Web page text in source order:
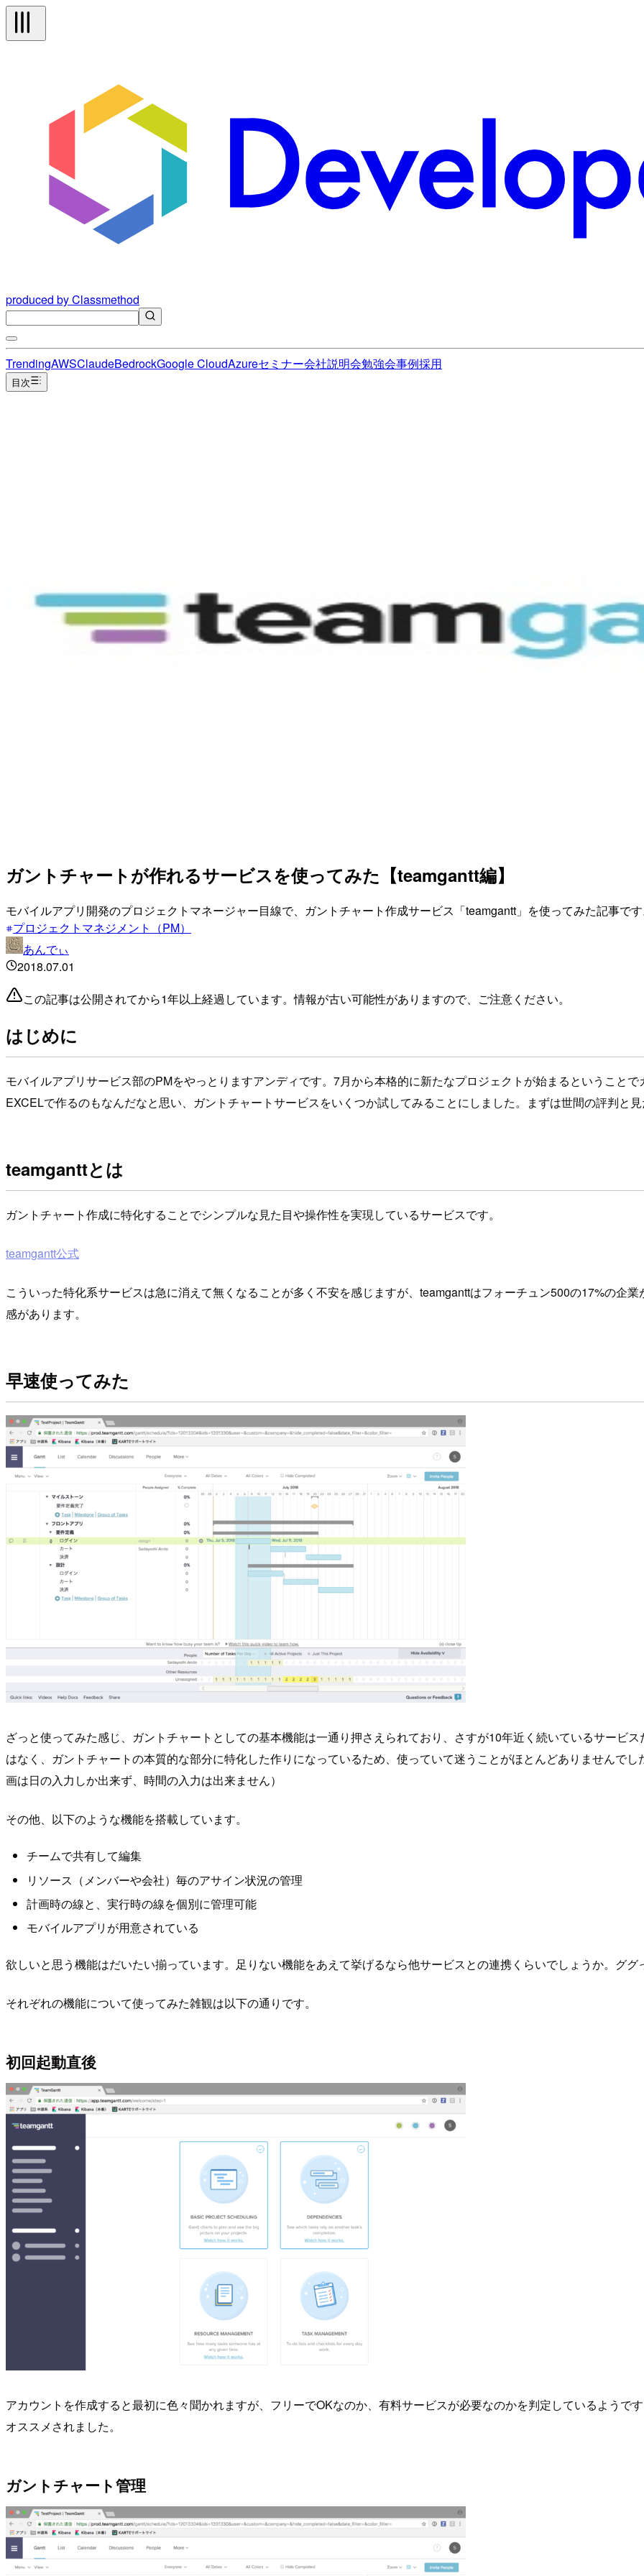
produced by Classmethod
TrendingAWSClaudeBedrockGoogle CloudAzureセミナー会社説明会勉強会事例採用
目次
ガントチャートが作れるサービスを使ってみた【teamgantt編】
モバイルアプリ開発のプロジェクトマネージャー目線で、ガントチャート作成サービス「teamgantt」を使ってみた記事で
プロジェクトマネジメント（PM）
あんでぃ
2018.07.01
この記事は公開されてから1年以上経過しています。情報が古い可能性がありますので、ご注意ください。
はじめに
モバイルアプリサービス部のPMをやっとりますアンディです。7月から本格的に新たなプロジェクトが始まるということ
EXCELで作るのもなんだなと思い、ガントチャートサービスをいくつか試してみることにしました。まずは世間の評判と
teamganttとは
ガントチャート作成に特化することでシンプルな見た目や操作性を実現しているサービスです。
teamgantt公式
こういった特化系サービスは急に消えて無くなることが多く不安を感じますが、teamganttはフォーチュン500の17%の企
感があります。
早速使ってみた
ざっと使ってみた感じ、ガントチャートとしての基本機能は一通り押さえられており、さすが10年近く続いているサービ
はなく、ガントチャートの本質的な部分に特化した作りになっているため、使っていて迷うことがほとんどありませんで
画は日の入力しか出来ず、時間の入力は出来ません）
その他、以下のような機能を搭載しています。
チームで共有して編集
リソース（メンバーや会社）毎のアサイン状況の管理
計画時の線と、実行時の線を個別に管理可能
モバイルアプリが用意されている
欲しいと思う機能はだいたい揃っています。足りない機能をあえて挙げるなら他サービスとの連携くらいでしょうか。グ
それぞれの機能について使ってみた雑観は以下の通りです。
初回起動直後
アカウントを作成すると最初に色々聞かれますが、フリーでOKなのか、有料サービスが必要なのかを判定しているようで
オススメされました。
ガントチャート管理